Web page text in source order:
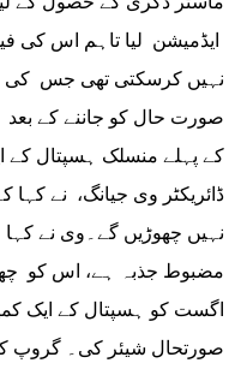
ایڈمیشن لیا تاہم اس
نہیں کرسکتی تھی جس کی
صورت حال کو جاننے کے
ڈائریکٹر وی جیانگ، نے
نہیں چھوڑیں گے۔وی نے
اگست کو ہسپتال کے ایک
صورتحال شیئر کی۔ گروپ